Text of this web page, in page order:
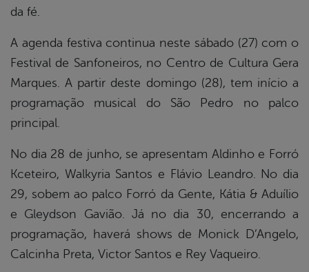
da fé.
A agenda festiva continua neste sábado (27) com o
Festival de Sanfoneiros, no Centro de Cultura Gera
Marques. A partir deste domingo (28), tem início a
programação musical do São Pedro no palco
principal.
No dia 28 de junho, se apresentam Aldinho e Forró
Kceteiro, Walkyria Santos e Flávio Leandro. No dia
29, sobem ao palco Forró da Gente, Kátia & Aduílio
e Gleydson Gavião. Já no dia 30, encerrando a
programação, haverá shows de Monick D’Angelo,
Calcinha Preta, Victor Santos e Rey Vaqueiro.